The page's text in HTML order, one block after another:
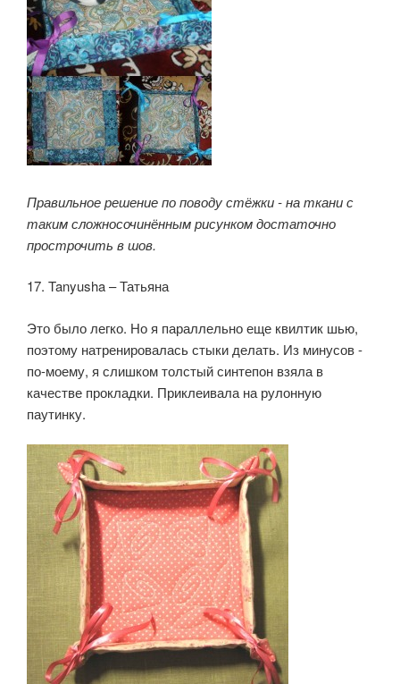
Правильное решение по поводу стёжки - на ткани с
таким сложносочинённым рисункомдостаточно
прострочить в шов.
17. Tanyusha – Татьяна
Это было легко. Но я параллельно еще квилтик шью,
поэтому натренировалась стыки делать. Из минусов -
по-моему, я слишком толстый синтепон взяла в
качестве прокладки. Приклеивала на рулонную
паутинку.